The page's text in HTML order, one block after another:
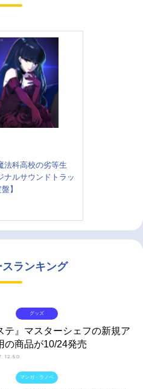
法科高校の劣等生
ナルサウンドトラッ
】
ランキング
テ』マスターシェフの新規ア
の商品が10/24発売
12:50
グッズ
マンガ・ラノベ